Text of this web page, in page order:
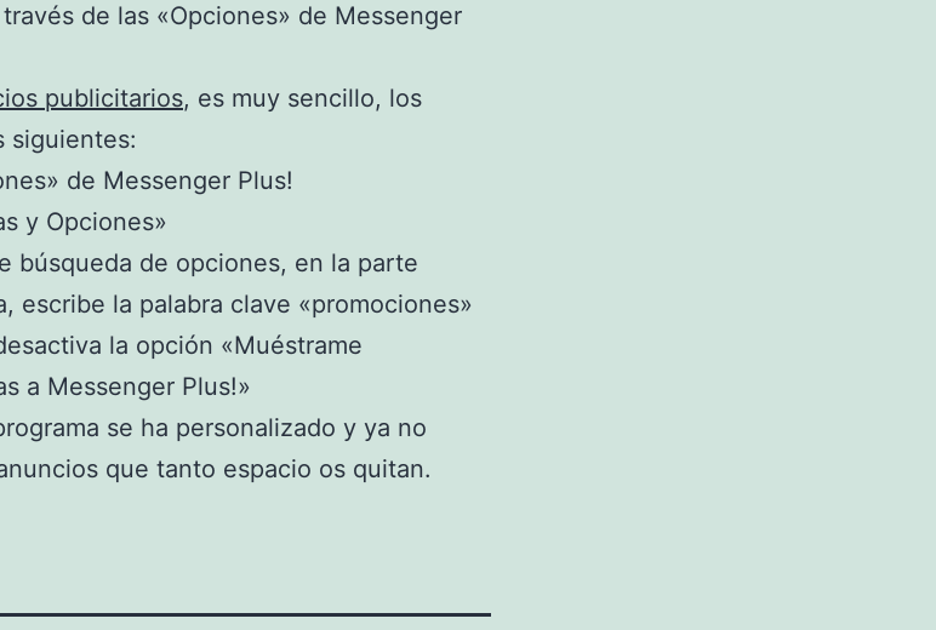
de las «Opciones» de Messenger
publicitarios, es muy sencillo, los
siguientes:
de Messenger Plus!
y Opciones»
búsqueda de opciones, en la parte
escribe la palabra clave «promociones»
la opción «Muéstrame
a Messenger Plus!»
se ha personalizado y ya no
que tanto espacio os quitan.